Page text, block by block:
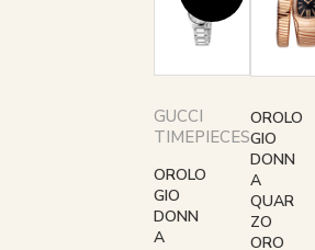
GUCCI
TIMEPIECES
OROLO
GIO
DONN
A
OROLO
GIO
DONN
A
QUAR
ZO
ORO